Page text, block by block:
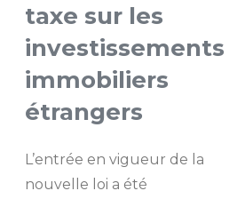
taxe sur les
investissements
immobiliers
étrangers
L’entrée en vigueur de la
nouvelle loi a été